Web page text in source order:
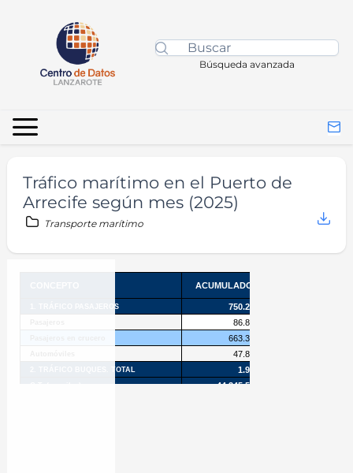
Búsqueda avanzada
Tráfico marítimo en el Puerto de
Arrecife según mes (2025)
Transporte marítimo